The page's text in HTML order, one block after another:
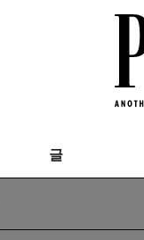
글